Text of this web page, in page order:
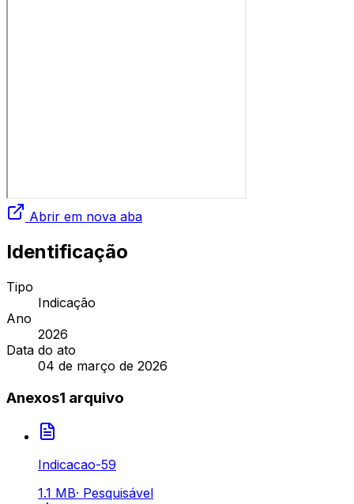
Abrir em nova aba
Identificação
Tipo
Indicação
Ano
2026
Data do ato
04 de março de 2026
Anexos1 arquivo
Indicacao-59
1.1 MB· Pesquisável